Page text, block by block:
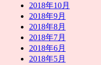
2018年10月
2018年9月
2018年8月
2018年7月
2018年6月
2018年5月